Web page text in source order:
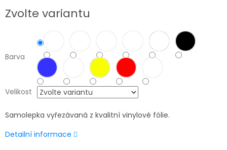
cena:
Zvolte variantu
Barva
Velikost
Samolepka vyřezávaná z kvalitní vinylové fólie.
Detailní informace